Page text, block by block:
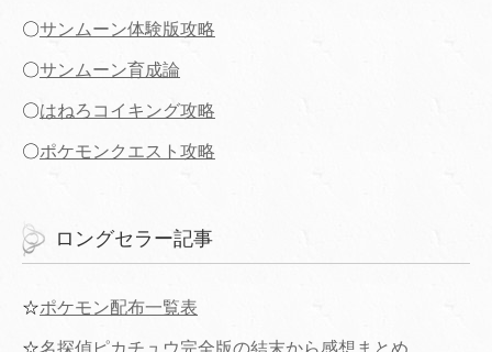
〇サンムーン体験版攻略
〇サンムーン育成論
〇はねろコイキング攻略
〇ポケモンクエスト攻略
ロングセラー記事
☆ポケモン配布一覧表